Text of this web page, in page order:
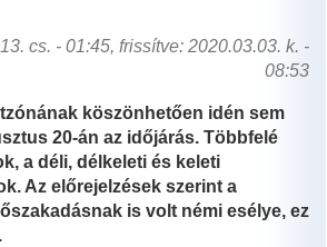
cs. - 01:45, frissítve: 2020.03.03. k. -
08:53
köszönhetően idén sem
20-án az időjárás. Többfelé
a déli, délkeleti és keleti
Az előrejelzések szerint a
is volt némi esélye, ez